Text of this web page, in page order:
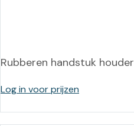
Rubberen handstuk houder
Log in voor prijzen